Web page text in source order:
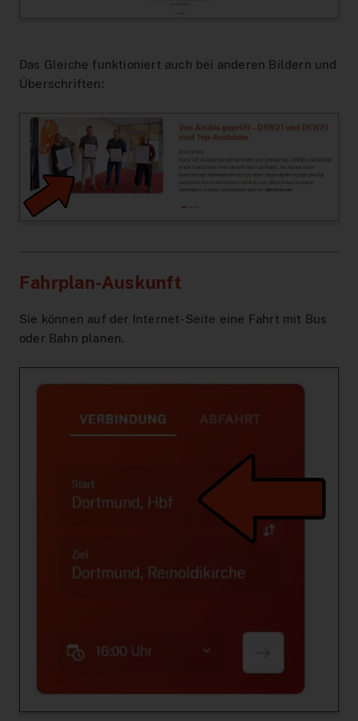
MeinAbo-Portal
Verkehrsmeldungen
Das Gleiche funktioniert auch bei anderen Bildern und
Überschriften:
Fahrplan-Auskunft
Sie können auf der Internet-Seite eine Fahrt mit Bus
oder Bahn planen.